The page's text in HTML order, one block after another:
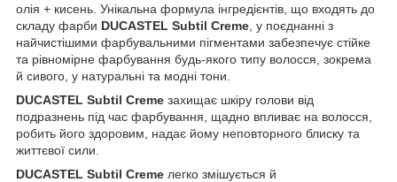
олія + кисень. Унікальна формула інгредієнтів, що входять до
складу фарби DUCASTEL Subtil Creme , у поєднанні з
найчистішими фарбувальними пігментами забезпечує стійке
та рівномірне фарбування будь-якого типу волосся, зокрема
й сивого, у натуральні та модні тони.
DUCASTEL Subtil Creme захищає шкіру голови від
подразнень під час фарбування, щадно впливає на волосся,
робить його здоровим, надає йому неповторного блиску та
життєвої сили.
DUCASTEL Subtil Creme легко змішується й